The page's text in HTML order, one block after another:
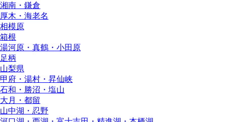
湘南・鎌倉
厚木・海老名
相模原
箱根
湯河原・真鶴・小田原
足柄
山梨県
甲府・湯村・昇仙峡
石和・勝沼・塩山
大月・都留
山中湖・忍野